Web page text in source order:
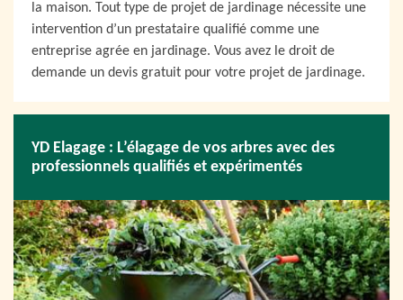
la maison. Tout type de projet de jardinage nécessite une
intervention d’un prestataire qualifié comme une
entreprise agrée en jardinage. Vous avez le droit de
demande un devis gratuit pour votre projet de jardinage.
YD Elagage : L’élagage de vos arbres avec des
professionnels qualifiés et expérimentés